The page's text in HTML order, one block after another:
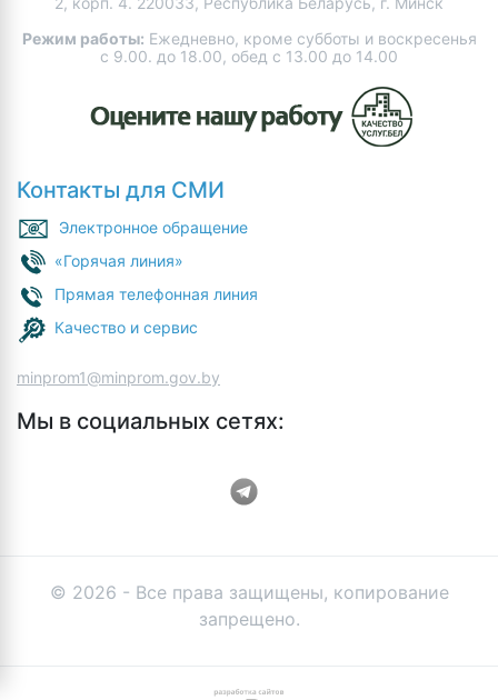
Режим работы: Ежедневно, кроме субботы и воскресенья
с 9.00. до 18.00, обед с 13.00 до 14.00
Контакты для СМИ
Электронное обращение
«Горячая линия»
Прямая телефонная линия
Качество и сервис
minprom1@minprom.gov.by
Мы в социальных сетях:
© 2026 - Все права защищены, копирование
запрещено.